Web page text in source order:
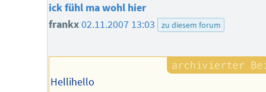
ick fühl ma wohl hier
frankx02.11.2007 13:03 zu diesem forum
Hellihello